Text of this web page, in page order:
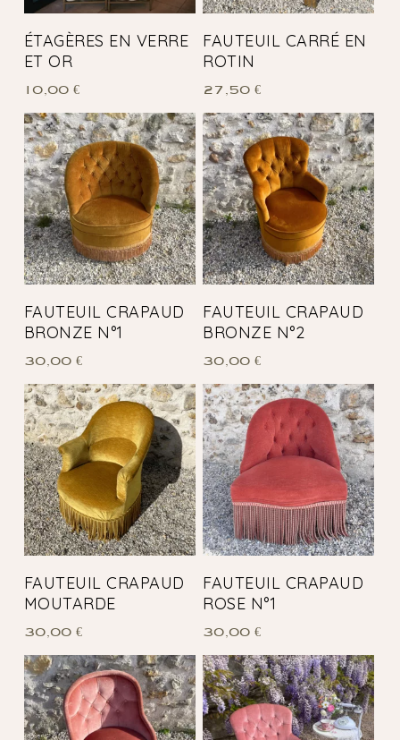
ÉTAGÈRES EN VERRE
ET OR
10,00 €
FAUTEUIL CARRÉ EN
ROTIN
27,50€
FAUTEUIL CRAPAUD
BRONZE N°1
30,00 €
FAUTEUIL CRAPAUD
BRONZE N°2
30,00€
FAUTEUIL CRAPAUD
MOUTARDE
30,00 €
FAUTEUIL CRAPAUD
ROSE N°1
30,00€